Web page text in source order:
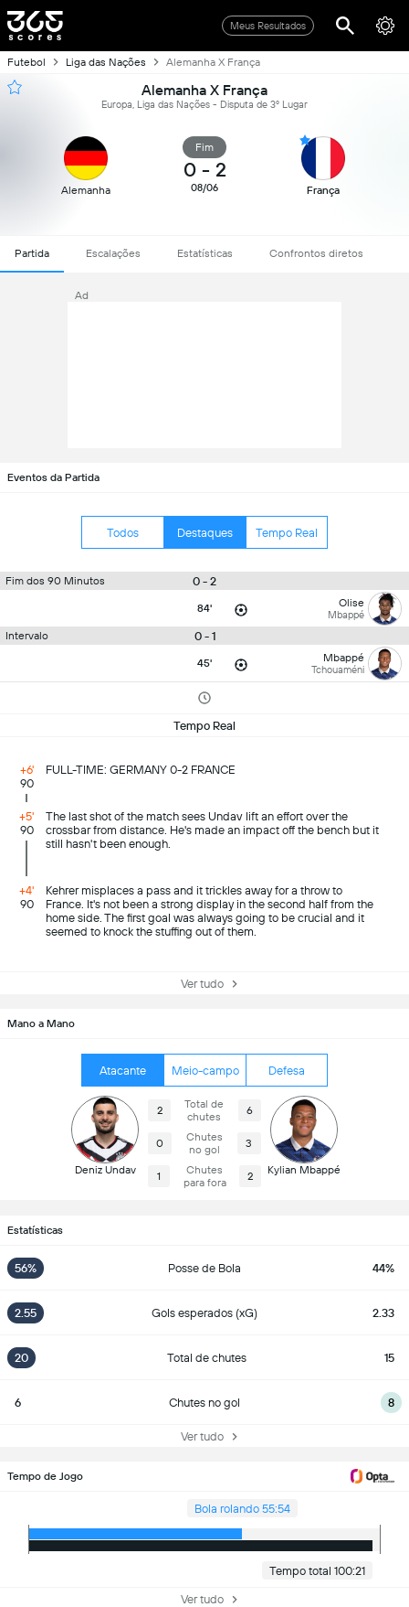
Meus Resultados
Futebol Liga das Nações Alemanha X França
Alemanha X França
Europa, Liga das Nações - Disputa de 3º Lugar
Alemanha
Fim
0 - 2
08/06 França
Partida Escalações Estatísticas Confrontos diretos
Ad
Eventos da Partida
Todos Destaques Tempo Real
Fim dos 90 Minutos 0 - 2
84' Olise
Mbappé
Intervalo 0 - 1
45' Mbappé
Tchouaméni
Tempo Real
+6'
90
FULL-TIME: GERMANY 0-2 FRANCE
+5'
90
The last shot of the match sees Undav lift an effort over the
crossbar from distance. He's made an impact off the bench but it
still hasn't been enough.
+4'
90
Kehrer misplaces a pass and it trickles away for a throw to
France. It's not been a strong display in the second half from the
home side. The first goal was always going to be crucial and it
seemed to knock the stuffing out of them.
Ver tudo
Mano a Mano
Atacante Meio-campo Defesa
Deniz Undav
2
Total de
chutes
6
0
Chutes
no gol
3
1
Chutes
para fora
2 Kylian Mbappé
Estatísticas
56% Posse de Bola 44%
2.55 Gols esperados (xG) 2.33
20 Total de chutes 15
6 Chutes no gol 8
Ver tudo
Tempo de Jogo
Bola rolando 55:54
Tempo total 100:21
Ver tudo